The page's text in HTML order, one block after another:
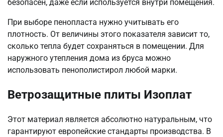
безопасен, даже если используется внутри помещения.
При выборе пенопласта нужно учитывать его
плотность. От величины этого показателя зависит то,
сколько тепла будет сохраняться в помещении. Для
наружного утепления дома из бруса можно
использовать пенополистирол любой марки.
Ветрозащитные плиты Изоплат
Этот материал является абсолютно натуральным, что
гарантируют европейские стандарты производства. В